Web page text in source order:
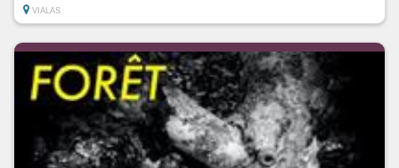
VIALAS